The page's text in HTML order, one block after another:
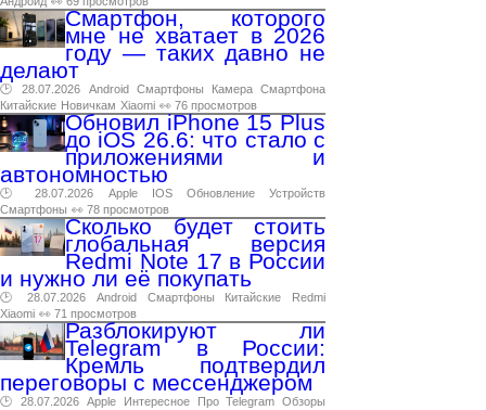
Смартфон, которого
мне не хватает в 2026
году — таких давно не
делают
🕑 28.07.2026 Android Смартфоны Камера Смартфона
Китайские Новичкам Xiaomi 👀 76 просмотров
Обновил iPhone 15 Plus
до iOS 26.6: что стало с
приложениями и
автономностью
🕑 28.07.2026 Apple IOS Обновление
Устройств
Смартфоны 👀 78 просмотров
Сколько будет стоить
глобальная версия
Redmi Note 17 в России
и нужно ли её покупать
🕑 28.07.2026 Android Смартфоны Китайские
Redmi
Xiaomi 👀 71 просмотров
Разблокируют ли
Telegram в России:
Кремль подтвердил
переговоры с мессенджером
🕑 28.07.2026 Apple Интересное Про Telegram Обзоры